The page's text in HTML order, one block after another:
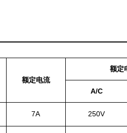
额定电流
额定
A/C
7A 250V